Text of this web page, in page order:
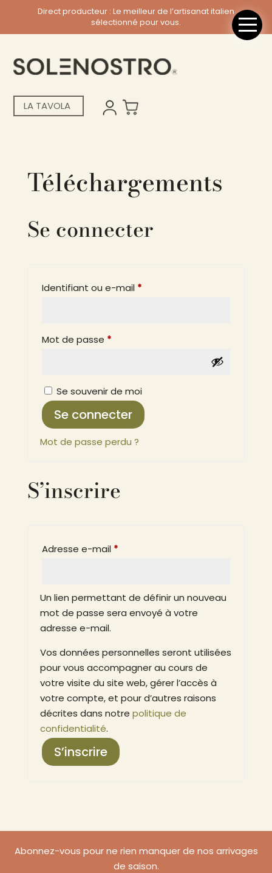
Direct producteur : Le meilleur de l’artisanat italien
sélectionné pour vous.
LA TAVOLA
Téléchargements
Se connecter
Identifiant ou e-mail *Obligatoire
Mot de passe *Obligatoire
Se souvenir de moi
Se connecter
Mot de passe perdu ?
S’inscrire
Adresse e-mail *Obligatoire
Un lien permettant de définir un nouveau
mot de passe sera envoyé à votre
adresse e-mail.
Vos données personnelles seront utilisées
pour vous accompagner au cours de
votre visite du site web, gérer l’accès à
votre compte, et pour d’autres raisons
décrites dans notre politique de
confidentialité.
S’inscrire
Abonnez-vous pour ne rien manquer de nos arrivages
de saison.